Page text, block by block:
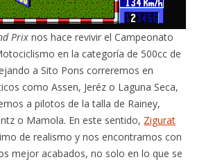
Prix nos hace revivir el Campeonato
en la categoría de 500cc de
a Sito Pons correremos en
como Assen, Jeréz o Laguna Seca,
a pilotos de la talla de Rainey,
o Mamola. En este sentido, Zigurat
de realismo y nos encontramos con
mejor acabados, no solo en lo que se